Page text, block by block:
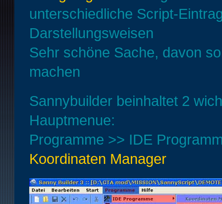
unterschiedliche Script-
Darstellungsweisen
Sehr schöne Sache, davon
machen
Sannybuilder beinhaltet 2
Hauptmenue:
Programme >> IDE
Koordinaten Manager